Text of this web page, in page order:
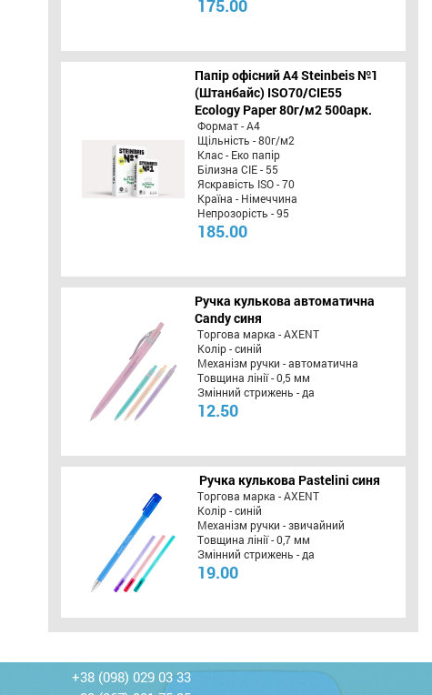
175.00
Папір офісний A4 Steinbeis №1
(Штанбайс) ISO70/СІЕ55
Ecology Paper 80г/м2 500арк.
Формат - А4
Щільність - 80г/м2
Клас - Еко папір
Білизна CIE - 55
Яскравість ISO - 70
Країна - Німеччина
Непрозорість - 95
185.00
Ручка кулькова автоматична
Candy синя
Торгова марка - AXENT
Колір - синій
Механізм ручки - автоматична
Товщина лінії - 0,5 мм
Змінний стрижень - да
12.50
Ручка кулькова Pastelini синя
Торгова марка - AXENT
Колір - синій
Механізм ручки - звичайний
Товщина лінії - 0,7 мм
Змінний стрижень - да
19.00
+38 (098) 029 03 33